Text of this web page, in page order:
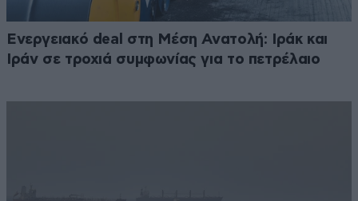
Ενεργειακό deal στη Μέση Ανατολή: Ιράκ και
Ιράν σε τροχιά συμφωνίας για το πετρέλαιο